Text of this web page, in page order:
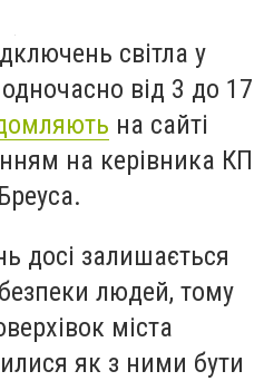
світла у
від 3 до 17
на сайті
на керівника КП
досі залишається
людей, тому
міста
як з ними бути